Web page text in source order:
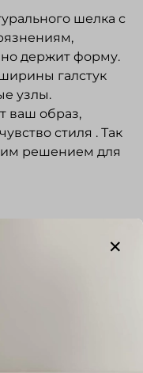
шелка с
держит форму.
галстук
узлы.
ваш образ,
стиля . Так
решением для